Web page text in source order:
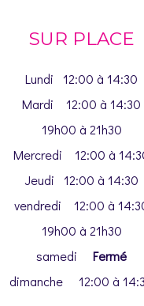
SUR PLACE
Lundi 12:00 à 14:30
Mardi 12:00 à 14:30
19h00 à 21h30
Mercredi 12:00 à
Jeudi 12:00 à 14:30
vendredi 12:00 à
19h00 à 21h30
samedi Fermé
dimanche 12:00 à